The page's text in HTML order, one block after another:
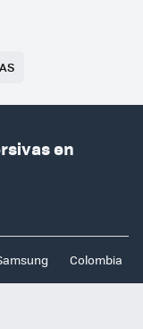
en
Colombia